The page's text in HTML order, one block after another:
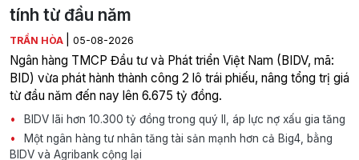
tính từ đầu năm
TRẦN HÒA 05-08-2026
Ngân hàng TMCP Đầu tư và Phát triển Việt Nam (BIDV, mã:
BID) vừa phát hành thành công 2 lô trái phiếu, nâng tổng trị giá
từ đầu năm đến nay lên 6.675 tỷ đồng.
BIDV lãi hơn 10.300 tỷ đồng trong quý II, áp lực nợ xấu gia tăng
Một ngân hàng tư nhân tăng tài sản mạnh hơn cả Big4, bằng
BIDV và Agribank cộng lại